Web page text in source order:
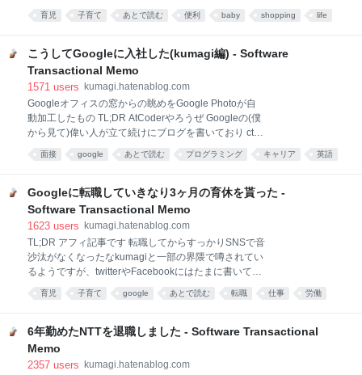
は椅子を使ってもいいし、定期的に立ち上がって仕事
る。昇降デスクはもちろん椅子の高さに合わせて下げ
る事もできるので、高さを替えやすい昇降デスクはそ
の点でも有利だ。
前々回の記事で書いた娘が無事に一歳半検診を終え、
この期間であっても学んだ事は多い。特に子育てに関
触れる機会もないし、子供も家庭事情も千差万別なの
で有用なものもあればそうでないものもある。 実際に
子育てを始めるまでは、3ヶ月までは首が座らないと
ってもまだ腰が座らないとか、乳児の中でも複数の段
階に別れていることすら知らなかった。 6ヶ月にもな
れば徐々に離乳食を始めていくことになるのだけど、
離乳食が食事の教育であることも考えるとできれば座
ランス感覚が無いため
育児 子育て あとで読む 便利 baby shopping life
こうしてGoogleに入社した(kumagi編) - Software
Transactional Memo
1571 users
kumagi.hatenablog.com
Googleオフィスの窓からの眺めをGoogle Photoが自
動加工したもの TL;DR AtCoderやろうぜ Googleの(僕
から見て)偉い人が立て続けにブログを書いており ctrl-
x-s.blog hoge.blog ここ数件の僕のブログへの反響を
読んでも「Googlerだから特別」みたいな意見が散見
いる気がするので、僕がGoogleに入社する準備として
取り組んでいた事とそのレベルを紹介する。程度の低
さに安心して欲しい。 英語 英語の論文は興味の赴くま
識は無いものの、絶対的な英語力に関して言うと
TOEIC500点というスコアが端的に表している。これ
がどれぐらいかというと、得意分野から外れると長文
を読む速度と精度がガタ落ちし、リスニングも結構な
面接 google あとで読む プログラミング キャリア 英語
Googleに転職していきなり3ヶ月の育休を貰った -
Software Transactional Memo
1623 users
kumagi.hatenablog.com
TL;DR アフィ記事です 転職してからすっかりSNSで音
沙汰がなくなったなkumagiと一部の界隈で噂されてい
るようですが、twitterやFacebookにはたまに書いてい
たように娘が産まれました。 Googleでは子供が生ま
れた時に育休を取ることができる。 単なる育児休業は
れど、Googleではそれに加えて3ヶ月間フルに給料が
支払われる有給休暇が付与される*1。これに加えて雇
用保険から給付金をもらう育休を取っても良いとされ
育児 子育て google あとで読む 転職 仕事 労働
6年勤めたNTTを退職しました - Software Transactional
Memo
2357 users
kumagi.hatenablog.com